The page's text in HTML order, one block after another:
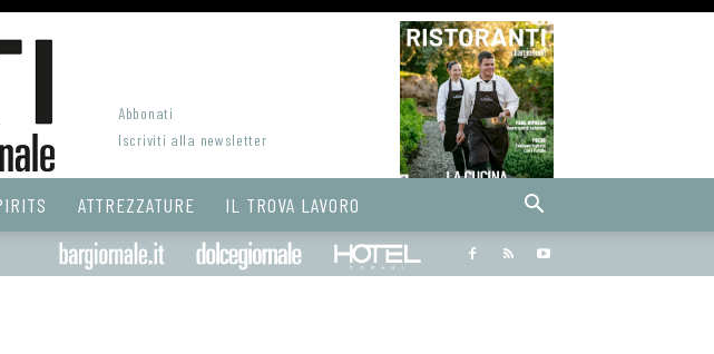
Abbonati
Iscriviti alla newsletter
ATTREZZATURE IL TROVA LAVORO
Bargiornale dolcegiornale